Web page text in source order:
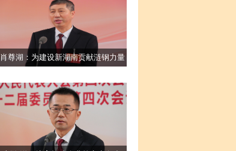
肖尊湖：为建设新湖南贡献涟钢力量